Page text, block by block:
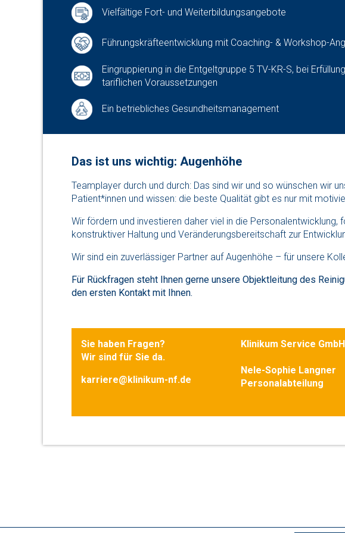
Vielfältige Fort- und Weiterbildungsangebote
Führungskräfteentwicklung mit Coaching- & Workshop-
Eingruppierung in die Entgeltgruppe 5 TV-KR-S, bei
tariflichen Voraussetzungen
Ein betriebliches Gesundheitsmanagement
Das ist uns wichtig: Augenhöhe
Teamplayer durch und durch: Das sind wir und so wünschen wir
Patient*innen und wissen: die beste Qualität gibt es nur mit
Wir fördern und investieren daher viel in die
konstruktiver Haltung und Veränderungsbereitschaft zur
Wir sind ein zuverlässiger Partner auf Augenhöhe – für unsere
Für Rückfragen steht Ihnen gerne unsere Objektleitung des
den ersten Kontakt mit Ihnen.
Sie haben Fragen?
Wir sind für Sie da.
karriere@klinikum-nf.de
Klinikum Service GmbH
Nele-Sophie Langner
Personalabteilung